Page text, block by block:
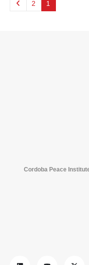
1
2
Cordoba Peace